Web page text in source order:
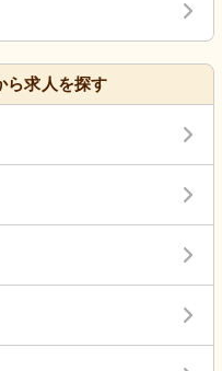
ら求人を探す